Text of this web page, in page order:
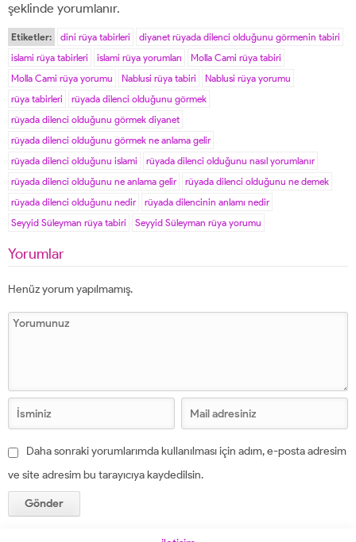
şeklinde yorumlanır.
Etiketler: dini rüya tabirleri
diyanet rüyada dilenci olduğunu görmenin tabiri
islami rüya tabirleri
islami rüya yorumları
Molla Cami rüya tabiri
Molla Cami rüya yorumu
Nablusi rüya tabiri
Nablusi rüya yorumu
rüya tabirleri
rüyada dilenci olduğunu görmek
rüyada dilenci olduğunu görmek diyanet
rüyada dilenci olduğunu görmek ne anlama gelir
rüyada dilenci olduğunu islami
rüyada dilenci olduğunu nasıl yorumlanır
rüyada dilenci olduğunu ne anlama gelir
rüyada dilenci olduğunu ne demek
rüyada dilenci olduğunu nedir
rüyada dilencinin anlamı nedir
Seyyid Süleyman rüya tabiri
Seyyid Süleyman rüya yorumu
Yorumlar
Henüz yorum yapılmamış.
Daha sonraki yorumlarımda kullanılması için adım, e-posta adresim
ve site adresim bu tarayıcıya kaydedilsin.